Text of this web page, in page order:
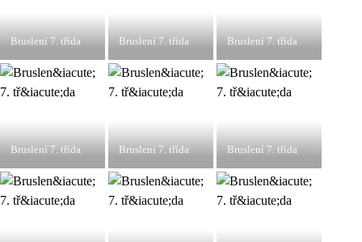
Bruslení 7. třída Bruslení 7. třída Bruslení 7. třída
Bruslení 7. třída Bruslení 7. třída Bruslení 7. třída